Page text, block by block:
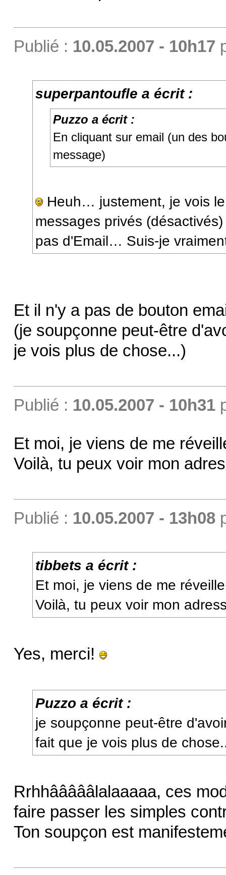
Publié : 10.05.2007 - 10h17
superpantoufle a écrit :
Puzzo a écrit :
En cliquant sur email (un des
message)
Heuh… justement, je vois
messages privés
pas d'Email… Suis-je
Et il n'y a pas de bouton
(je soupçonne peut-être
je vois plus de chose...)
Publié : 10.05.2007 - 10h31
Et moi, je viens de me
Voilà, tu peux voir mon
Publié : 10.05.2007 - 13h08
tibbets a écrit :
Et moi, je viens de me
Voilà, tu peux voir mon
Yes, merci!
Puzzo a écrit :
je soupçonne peut-être
fait que je vois plus de
Rrhhâââââlalaaaaa, ces
faire passer les simples
Ton soupçon est